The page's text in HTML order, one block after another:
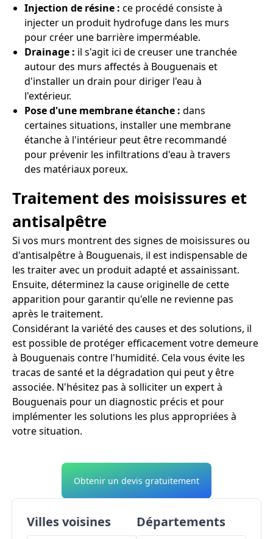
Injection de résine : ce procédé consiste à
injecter un produit hydrofuge dans les murs
pour créer une barrière imperméable.
Drainage : il s'agit ici de creuser une tranchée
autour des murs affectés à Bouguenais et
d'installer un drain pour diriger l'eau à
l'extérieur.
Pose d'une membrane étanche : dans
certaines situations, installer une membrane
étanche à l'intérieur peut être recommandé
pour prévenir les infiltrations d'eau à travers
des matériaux poreux.
Traitement des moisissures et
antisalpêtre
Si vos murs montrent des signes de moisissures ou
d'antisalpêtre à Bouguenais, il est indispensable de
les traiter avec un produit adapté et assainissant.
Ensuite, déterminez la cause originelle de cette
apparition pour garantir qu'elle ne revienne pas
après le traitement.
Considérant la variété des causes et des solutions, il
est possible de protéger efficacement votre demeure
à Bouguenais contre l'humidité. Cela vous évite les
tracas de santé et la dégradation qui peut y être
associée. N'hésitez pas à solliciter un expert à
Bouguenais pour un diagnostic précis et pour
implémenter les solutions les plus appropriées à
votre situation.
Obtenir un devis gratuitement
Villes voisines Départements